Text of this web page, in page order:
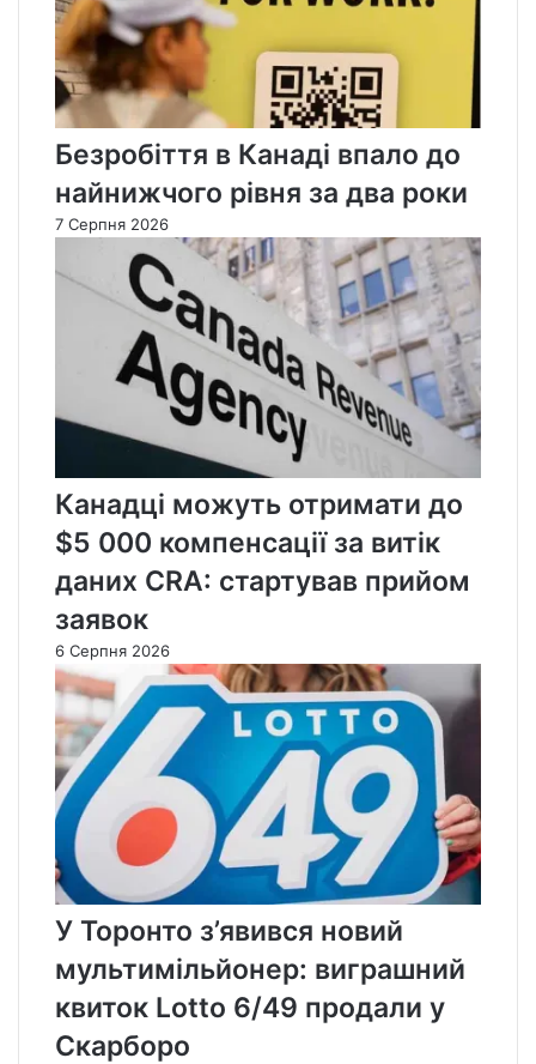
Безробіття в Канаді впало до
найнижчого рівня за два роки
7 Серпня 2026
Канадці можуть отримати до
$5 000 компенсації за витік
даних CRA: стартував прийом
заявок
6 Серпня 2026
У Торонто з’явився новий
мультимільйонер: виграшний
квиток Lotto 6/49 продали у
Скарборо